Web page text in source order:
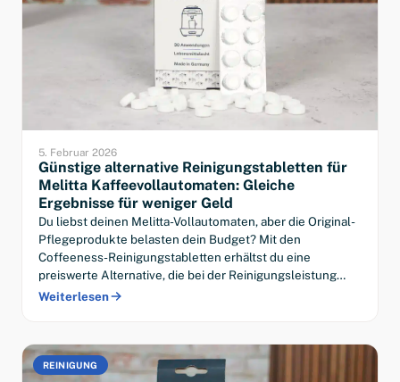
5. Februar 2026
Günstige alternative Reinigungstabletten für
Melitta Kaffeevollautomaten: Gleiche
Ergebnisse für weniger Geld
Du liebst deinen Melitta-Vollautomaten, aber die Original-
Pflegeprodukte belasten dein Budget? Mit den
Coffeeness-Reinigungstabletten erhältst du eine
preiswerte Alternative, die bei der Reinigungsleistung…
Weiterlesen
REINIGUNG